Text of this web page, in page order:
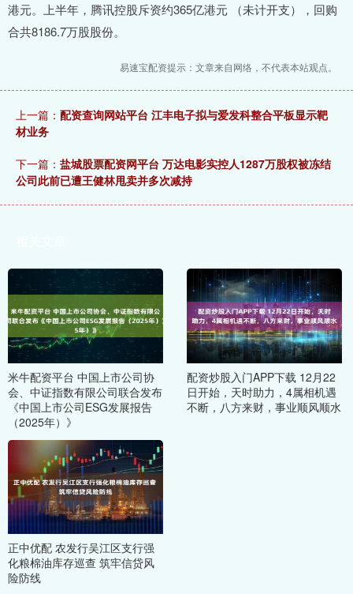
港元。上半年，腾讯控股斥资约365亿港元 （未计开支），回购
合共8186.7万股股份。
易速宝配资提示：文章来自网络，不代表本站观点。
上一篇： 配资查询网站平台 江丰电子拟与爱发科整合平板显示靶
材业务
下一篇： 盐城股票配资网平台 万达电影实控人1287万股权被冻结
公司此前已遭王健林甩卖并多次减持
米牛配资平台 中国上市公司协
会、中证指数有限公司联合发布
《中国上市公司ESG发展报告
（2025年）》
配资炒股入门APP下载 12月22
日开始，天时助力，4属相机遇
不断，八方来财，事业顺风顺水
正中优配 农发行吴江区支行强
化粮棉油库存巡查 筑牢信贷风
险防线